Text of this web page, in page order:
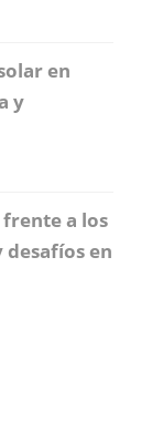
en
y
a los
desafíos en